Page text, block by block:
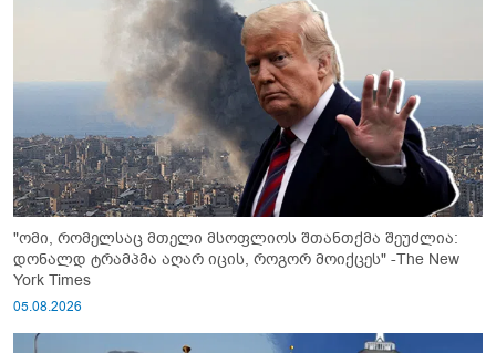
"ომი, რომელსაც მთელი მსოფლიოს შთანთქმა შეუძლია:
დონალდ ტრამპმა აღარ იცის, როგორ მოიქცეს" -The New
York Times
05.08.2026